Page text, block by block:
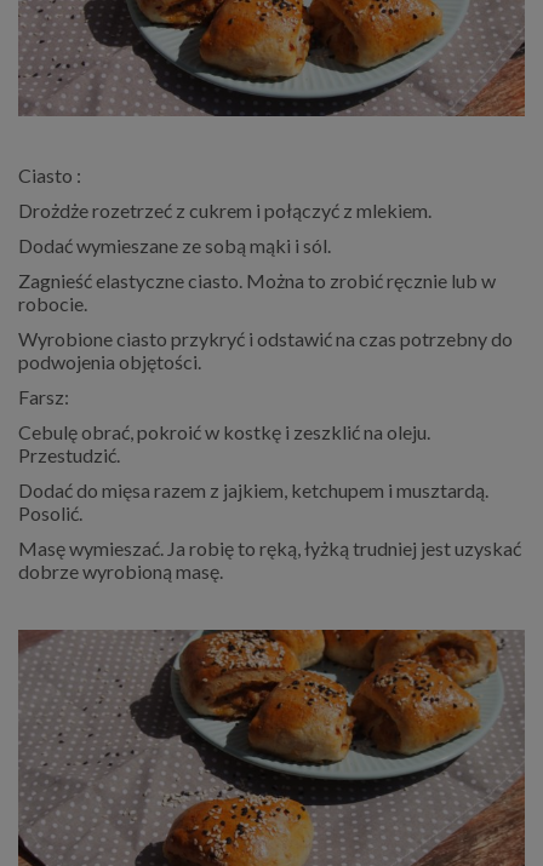
Ciasto :
Drożdże rozetrzeć z cukrem i połączyć z mlekiem.
Dodać wymieszane ze sobą mąki i sól.
Zagnieść elastyczne ciasto. Można to zrobić ręcznie lub w
robocie.
Wyrobione ciasto przykryć i odstawić na czas potrzebny do
podwojenia objętości.
Farsz:
Cebulę obrać, pokroić w kostkę i zeszklić na oleju.
Przestudzić.
Dodać do mięsa razem z jajkiem, ketchupem i musztardą.
Posolić.
Masę wymieszać. Ja robię to ręką, łyżką trudniej jest uzyskać
dobrze wyrobioną masę.